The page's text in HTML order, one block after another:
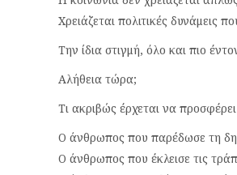
Χρειάζεται πολιτικές δυνάμεις
Την ίδια στιγμή, όλο και πιο
Αλήθεια τώρα;
Τι ακριβώς έρχεται να
Ο άνθρωπος που παρέδωσε τη
Ο άνθρωπος που έκλεισε τις